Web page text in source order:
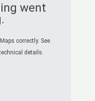
went
correctly. See
details.